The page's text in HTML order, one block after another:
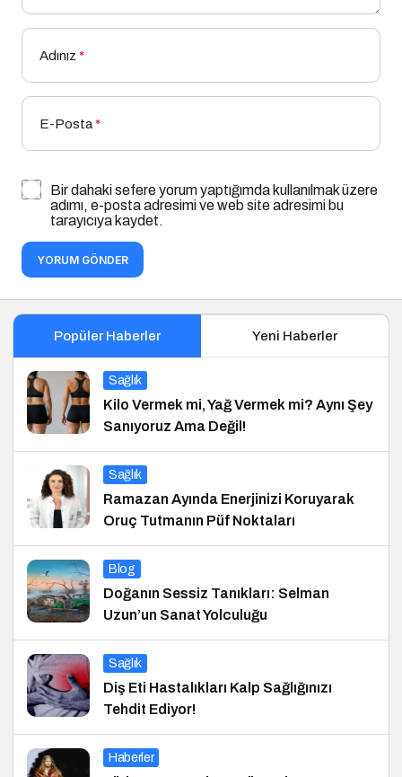
Adınız *
E-Posta*
Bir dahaki sefere yorum yaptığımda kullanılmak üzere
adımı, e-posta adresimi ve web site adresimi bu
tarayıcıya kaydet.
YORUM GÖNDER
Popüler Haberler Yeni Haberler
Sağlık
Kilo Vermek mi, Yağ Vermek mi? Aynı Şey
Sanıyoruz Ama Değil!
Sağlık
Ramazan Ayında Enerjinizi Koruyarak
Oruç Tutmanın Püf Noktaları
Blog
Doğanın Sessiz Tanıkları: Selman
Uzun’un Sanat Yolculuğu
Sağlık
Diş Eti Hastalıkları Kalp Sağlığınızı
Tehdit Ediyor!
Haberler